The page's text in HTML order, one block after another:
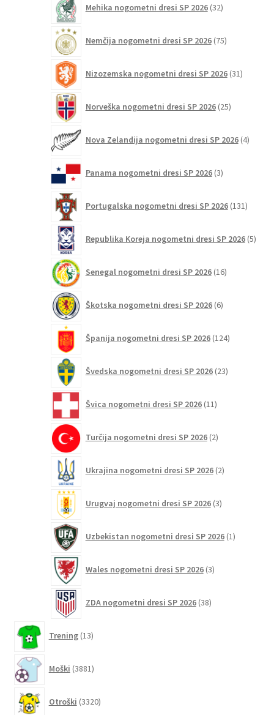
Mehika nogometni dresi SP 2026 32izdelkov
Nemčija nogometni dresi SP 2026 75izdelkov
Nizozemska nogometni dresi SP 2026 31izdelkov
Norveška nogometni dresi SP 2026 25izdelkov
Nova Zelandija nogometni dresi SP 2026 4izdelki
Panama nogometni dresi SP 2026 3izdelki
Portugalska nogometni dresi SP 2026 131
Republika Koreja nogometni dresi SP 2026 5
Senegal nogometni dresi SP 2026 16izdelkov
Škotska nogometni dresi SP 2026 6izdelkov
Španija nogometni dresi SP 2026 124izdelkov
Švedska nogometni dresi SP 2026 23izdelkov
Švica nogometni dresi SP 2026 11izdelkov
Turčija nogometni dresi SP 2026 2izdelka
Ukrajina nogometni dresi SP 2026 2izdelka
Urugvaj nogometni dresi SP 2026 3izdelki
Uzbekistan nogometni dresi SP 2026 1izdelek
Wales nogometni dresi SP 2026 3izdelki
ZDA nogometni dresi SP 2026 38izdelkov
Trening 13izdelkov
Moški 3881izdelkov
Otroški 3320izdelkov